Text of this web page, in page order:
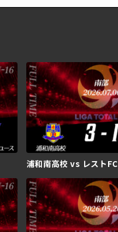
浦和南高校 vs レストFC